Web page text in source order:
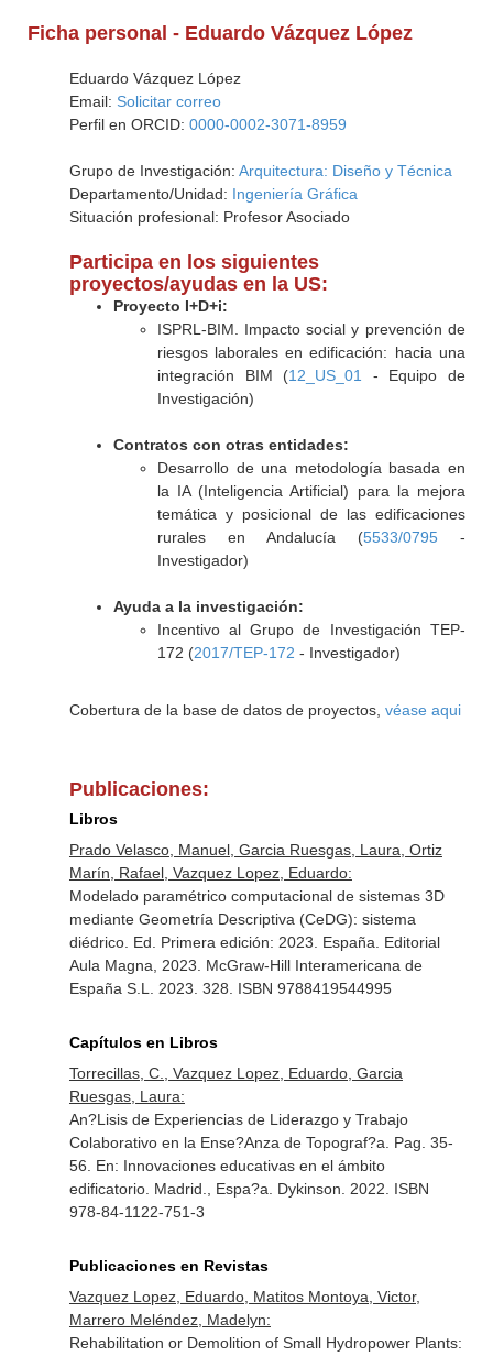
Ficha personal - Eduardo Vázquez López
Eduardo Vázquez López
Email: Solicitar correo
Perfil en ORCID: 0000-0002-3071-8959
Grupo de Investigación: Arquitectura: Diseño y Técnica
Departamento/Unidad: Ingeniería Gráfica
Situación profesional: Profesor Asociado
Participa en los siguientes
proyectos/ayudas en la US:
Proyecto I+D+i:
ISPRL-BIM. Impacto social y prevención de
riesgos laborales en edificación: hacia una
integración BIM (12_US_01
- Equipo de
Investigación)
Contratos con otras entidades:
Desarrollo de una metodología basada en
la IA (Inteligencia Artificial) para la mejora
temática y posicional de las edificaciones
rurales en Andalucía (5533/0795-
Investigador)
Ayuda a la investigación:
Incentivo al Grupo de Investigación TEP-
172 (2017/TEP-172 - Investigador)
Cobertura de la base de datos de proyectos, véase aqui
Publicaciones:
Libros
Prado Velasco, Manuel, Garcia Ruesgas, Laura, Ortiz
Marín, Rafael, Vazquez Lopez, Eduardo:
Modelado paramétrico computacional de sistemas 3D
mediante Geometría Descriptiva (CeDG): sistema
diédrico. Ed. Primera edición: 2023. España. Editorial
Aula Magna, 2023. McGraw-Hill Interamericana de
España S.L. 2023. 328. ISBN 9788419544995
Capítulos en Libros
Torrecillas, C., Vazquez Lopez, Eduardo, Garcia
Ruesgas, Laura:
An?Lisis de Experiencias de Liderazgo y Trabajo
Colaborativo en la Ense?Anza de Topograf?a. Pag. 35-
56. En: Innovaciones educativas en el ámbito
edificatorio. Madrid., Espa?a. Dykinson. 2022. ISBN
978-84-1122-751-3
Publicaciones en Revistas
Vazquez Lopez, Eduardo, Matitos Montoya, Victor,
Marrero Meléndez, Madelyn:
Rehabilitation or Demolition of Small Hydropower Plants: